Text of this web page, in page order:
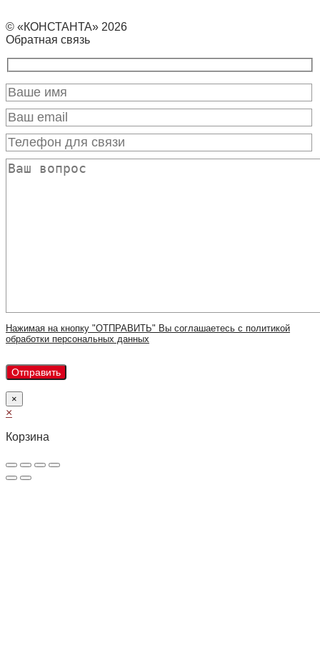
© «КОНСТАНТА» 2026
Обратная связь
Нажимая на кнопку "ОТПРАВИТЬ" Вы соглашаетесь с политикой
обработки персональных данных
×
×
Корзина